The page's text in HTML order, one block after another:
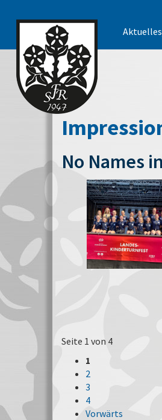
No Names
Seite 1 von 4
1
2
3
4
Vorwärts